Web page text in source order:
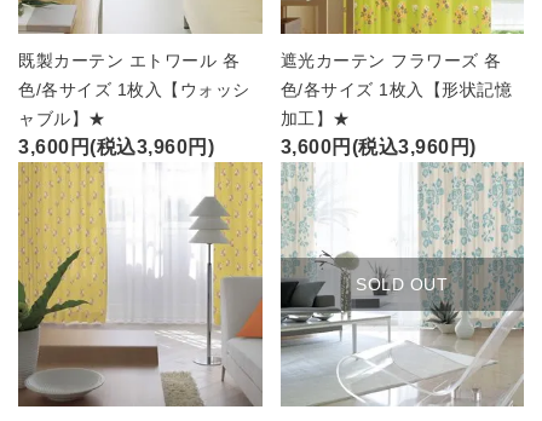
既製カーテン エトワール 各
色/各サイズ 1枚入【ウォッシ
ャブル】★
3,600円(税込3,960円)
遮光カーテン フラワーズ 各
色/各サイズ 1枚入【形状記憶
加工】★
3,600円(税込3,960円)
SOLD OUT